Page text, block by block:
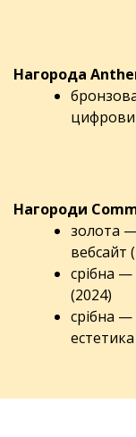
Нагорода
Нагороди
золота
вебсайт
срібна —
(2024)
срібна —